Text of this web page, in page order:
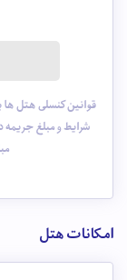
قوانین کنسلی هتل ها
شرایط و مبلغ جریمه
امکانات هتل